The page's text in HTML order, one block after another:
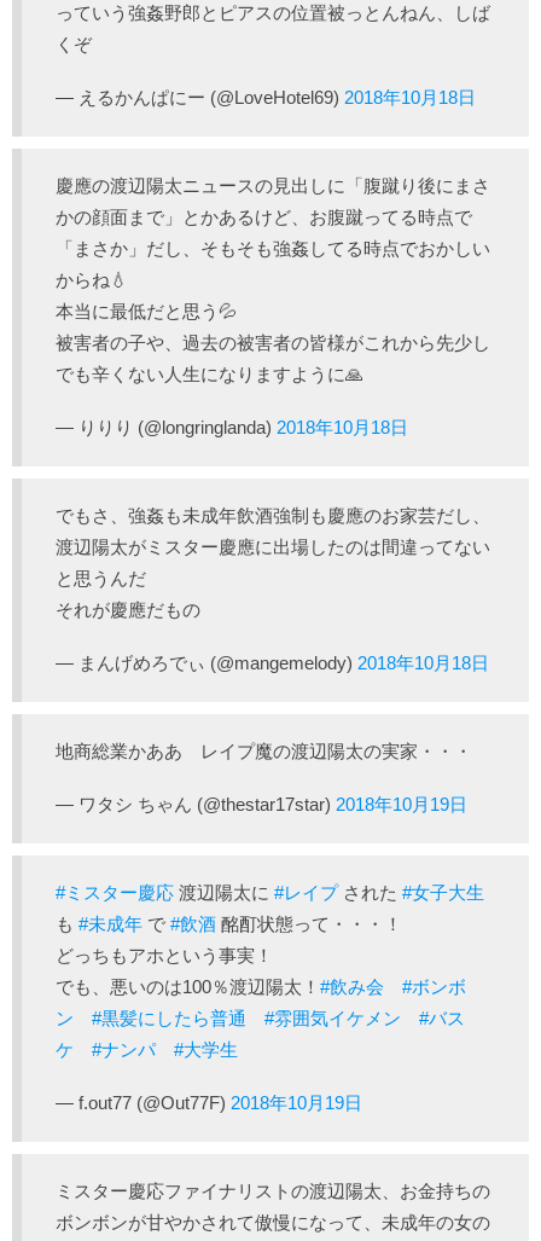
っていう強姦野郎とピアスの位置被っとんねん、しば
くぞ
— えるかんぱにー (@LoveHotel69) 2018年10月18日
慶應の渡辺陽太ニュースの見出しに「腹蹴り後にまさ
かの顔面まで」とかあるけど、お腹蹴ってる時点で
「まさか」だし、そもそも強姦してる時点でおかしい
からね💧
本当に最低だと思う💦
被害者の子や、過去の被害者の皆様がこれから先少し
でも辛くない人生になりますように🙏
— りりり (@longringlanda) 2018年10月18日
でもさ、強姦も未成年飲酒強制も慶應のお家芸だし、
渡辺陽太がミスター慶應に出場したのは間違ってない
と思うんだ
それが慶應だもの
— まんげめろでぃ (@mangemelody) 2018年10月18日
地商総業かああ レイプ魔の渡辺陽太の実家・・・
— ワタシ ちゃん (@thestar17star) 2018年10月19日
#ミスター慶応 渡辺陽太に #レイプされた #女子大生
も #未成年 で #飲酒 酩酊状態って・・・！
どっちもアホという事実！
でも、悪いのは100％渡辺陽太！ #飲み会
#ボンボ
ン
#黒髪にしたら普通 #雰囲気イケメン
#バス
ケ
#ナンパ #大学生
— f.out77 (@Out77F) 2018年10月19日
ミスター慶応ファイナリストの渡辺陽太、お金持ちの
ボンボンが甘やかされて傲慢になって、未成年の女の